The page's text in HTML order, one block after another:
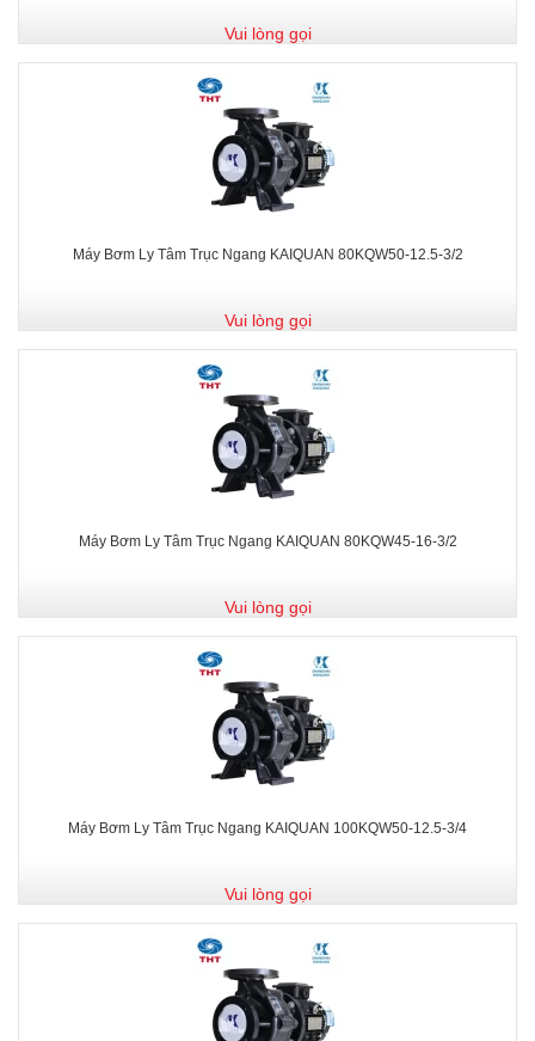
Vui lòng gọi
Máy Bơm Ly Tâm Trục Ngang KAIQUAN 80KQW50-12.5-3/2
Vui lòng gọi
Máy Bơm Ly Tâm Trục Ngang KAIQUAN 80KQW45-16-3/2
Vui lòng gọi
Máy Bơm Ly Tâm Trục Ngang KAIQUAN 100KQW50-12.5-3/4
Vui lòng gọi